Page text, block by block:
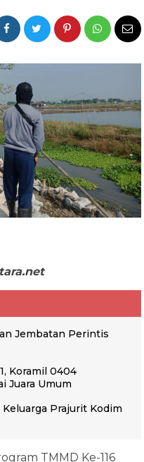
Jembatan Perintis
Koramil 0404
Juara Umum
Prajurit Kodim
TMMD Ke-116